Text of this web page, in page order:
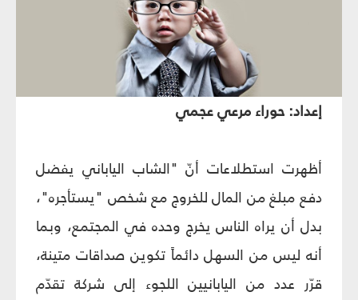
إعداد: حوراء مرعي عجمي
أظهرت استطلاعات أنّ "الشاب الياباني يفضل
دفع مبلغ من المال للخروج مع شخص "يستأجره"،
بدل أن يراه الناس يخرج وحده في المجتمع، وبما
أنه ليس من السهل دائماً تكوين صداقات متينة،
قرّر عدد من اليابانيين اللجوء إلى شركة تقدّم